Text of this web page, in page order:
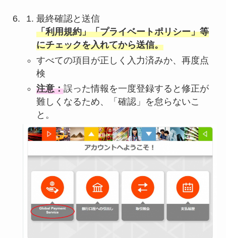
最終確認と送信
「利用規約」「プライベートポリシー」等
にチェックを入れてから送信。
すべての項目が正しく入力済みか、再度点
検
注意：誤った情報を一度登録すると修正が
難しくなるため、「確認」を怠らないこ
と。